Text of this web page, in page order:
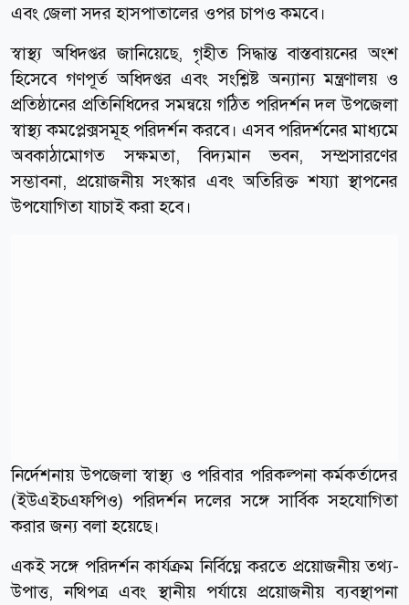
এবং জেলা সদর হাসপাতালের ওপর চাপও কমবে।
স্বাস্থ্য অধিদপ্তর জানিয়েছে, গৃহীত সিদ্ধান্ত বাস্তবায়নের অংশ
হিসেবে গণপূর্ত অধিদপ্তর এবং সংশ্লিষ্ট অন্যান্য মন্ত্রণালয় ও
প্রতিষ্ঠানের প্রতিনিধিদের সমন্বয়ে গঠিত পরিদর্শন দল উপজেলা
স্বাস্থ্য কমপ্লেক্সসমূহ পরিদর্শন করবে। এসব পরিদর্শনের মাধ্যমে
অবকাঠামোগত সক্ষমতা, বিদ্যমান ভবন, সম্প্রসারণের
সম্ভাবনা, প্রয়োজনীয় সংস্কার এবং অতিরিক্ত শয্যা স্থাপনের
উপযোগিতা যাচাই করা হবে।
নির্দেশনায় উপজেলা স্বাস্থ্য ও পরিবার পরিকল্পনা কর্মকর্তাদের
(ইউএইচএফপিও) পরিদর্শন দলের সঙ্গে সার্বিক সহযোগিতা
করার জন্য বলা হয়েছে।
একই সঙ্গে পরিদর্শন কার্যক্রম নির্বিঘ্নে করতে প্রয়োজনীয় তথ্য-
উপাত্ত, নথিপত্র এবং স্থানীয় পর্যায়ে প্রয়োজনীয় ব্যবস্থাপনা